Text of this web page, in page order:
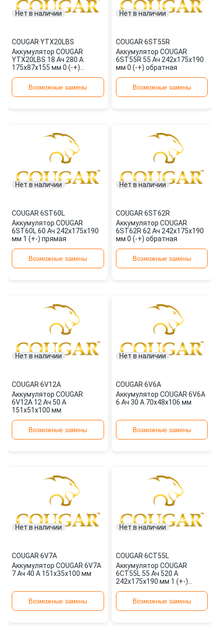
Нет в наличии
COUGAR·YTX20LBS
Аккумулятор COUGAR
YTX20LBS 18 Ач 280 А
175x87x155 мм 0 (-+)
Возможные замены
Нет в наличии
COUGAR·6ST55R
Аккумулятор COUGAR
6ST55R 55 Ач 242x175x190
мм 0 (-+) обратная
Возможные замены
Нет в наличии
COUGAR·6ST60L
Аккумулятор COUGAR
6ST60L 60 Ач 242x175x190
мм 1 (+-) прямая
Возможные замены
Нет в наличии
COUGAR·6ST62R
Аккумулятор COUGAR
6ST62R 62 Ач 242x175x190
мм 0 (-+) обратная
Возможные замены
Нет в наличии
COUGAR·6V12A
Аккумулятор COUGAR
6V12A 12 Ач 50 А
151x51x100 мм
Возможные замены
Нет в наличии
COUGAR·6V6A
Аккумулятор COUGAR 6V6A
6 Ач 30 А 70x48x106 мм
Возможные замены
Нет в наличии
COUGAR·6V7A
Аккумулятор COUGAR 6V7A
7 Ач 40 А 151x35x100 мм
Возможные замены
Нет в наличии
COUGAR·6СT55L
Аккумулятор COUGAR
6СT55L 55 Ач 520 А
242x175x190 мм 1 (+-)
Возможные замены